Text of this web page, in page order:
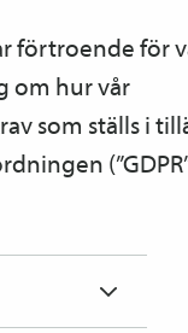
förtroende för
om hur vår
som ställs i